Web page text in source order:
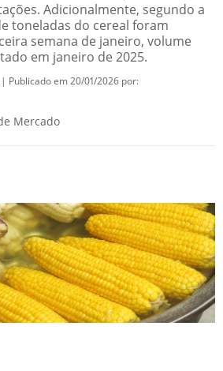
Adicionalmente, segundo a
toneladas do cereal foram
semana de janeiro, volume
em janeiro de 2025.
| Publicado em 20/01/2026 por:
Mercado